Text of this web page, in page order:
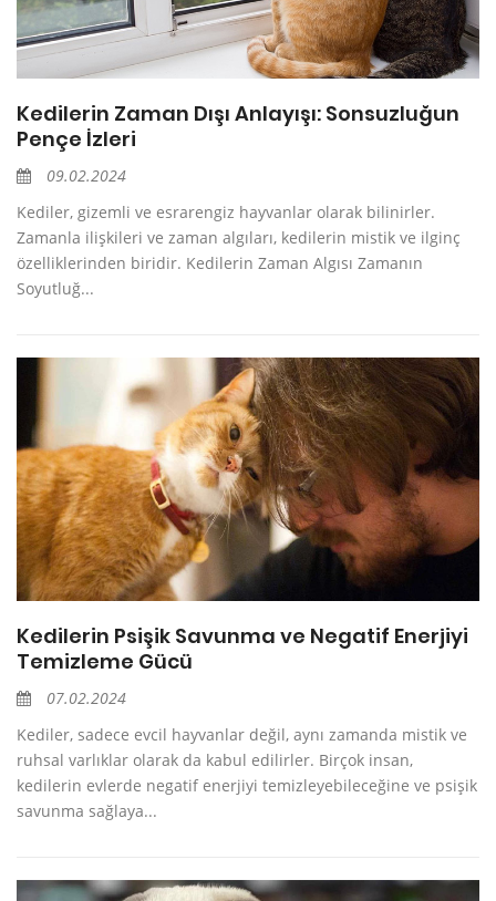
Kedilerin Zaman Dışı Anlayışı: Sonsuzluğun
Pençe İzleri
09.02.2024
Kediler, gizemli ve esrarengiz hayvanlar olarak bilinirler.
Zamanla ilişkileri ve zaman algıları, kedilerin mistik ve ilginç
özelliklerinden biridir. Kedilerin Zaman Algısı Zamanın
Soyutluğ...
Kedilerin Psişik Savunma ve Negatif Enerjiyi
Temizleme Gücü
07.02.2024
Kediler, sadece evcil hayvanlar değil, aynı zamanda mistik ve
ruhsal varlıklar olarak da kabul edilirler. Birçok insan,
kedilerin evlerde negatif enerjiyi temizleyebileceğine ve psişik
savunma sağlaya...